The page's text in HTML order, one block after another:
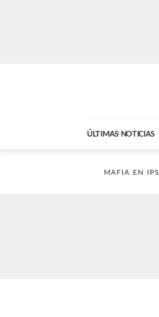
ÚLTIMAS NOTICIAS
MAFIA EN IPS